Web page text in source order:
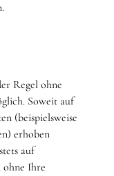
Regel ohne
Soweit auf
(beispielsweise
erhoben
auf
ohne Ihre